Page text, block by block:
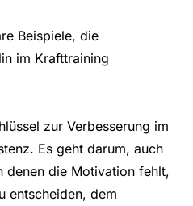
Beispiele, die
im Krafttraining
zur Verbesserung im
Es geht darum, auch
denen die Motivation fehlt,
entscheiden, dem